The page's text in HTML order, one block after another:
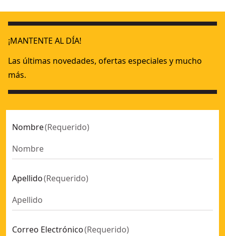
¡MANTENTE AL DÍA!
Las últimas novedades, ofertas especiales y mucho
más.
Nombre(Requerido)
Apellido(Requerido)
Correo Electrónico(Requerido)